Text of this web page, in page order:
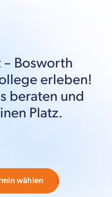
– Bosworth
erleben!
beraten und
Platz.
wählen